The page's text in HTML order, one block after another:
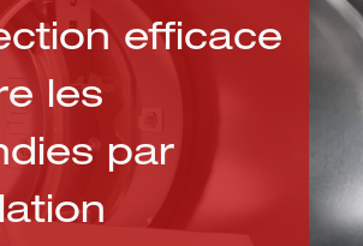
efficace
les
par